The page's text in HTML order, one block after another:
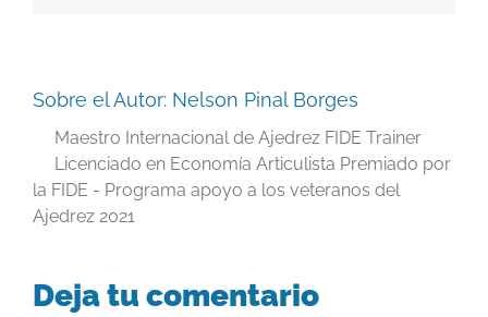
Sobre el Autor: Nelson Pinal Borges
Maestro Internacional de Ajedrez FIDE Trainer
Licenciado en Economía Articulista Premiado por
la FIDE - Programa apoyo a los veteranos del
Ajedrez 2021
Deja tu comentario